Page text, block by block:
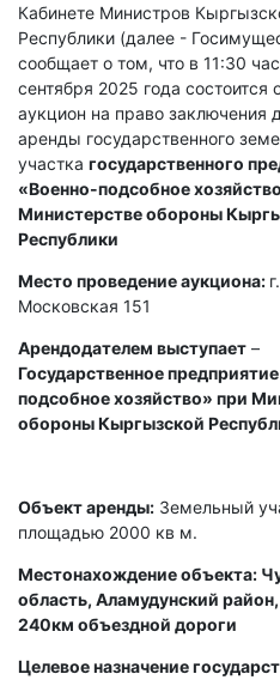
Кабинете Министров
Республики (далее -
сообщает о том, что в 11:30
сентября 2025 года состоится
аукцион на право заключения
аренды государственного
участка государственного
«Военно-подсобное
Министерстве обороны
Республики
Место проведение аукциона:
Московская 151
Арендодателем выступает –
Государственное
подсобное хозяйство» при
обороны Кыргызской
Объект аренды: Земельный
площадью 2000 кв м.
Местонахождение объекта:
область, Аламудунский
240км объездной дороги
Целевое назначение